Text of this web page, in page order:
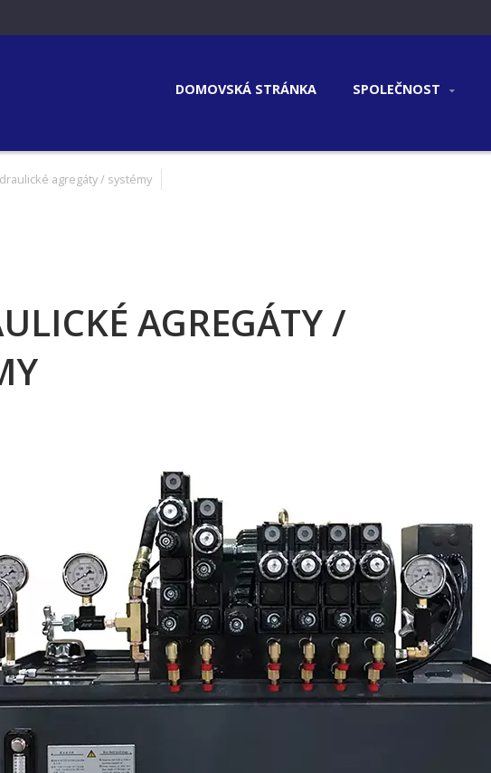
DOMOVSKÁ STRÁNKA SPOLEČNOST
agregáty / systémy
AGREGÁTY /